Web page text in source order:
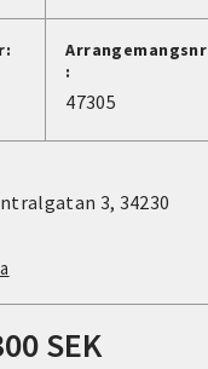
Arrangemangsnr
:
47305
3, 34230
SEK